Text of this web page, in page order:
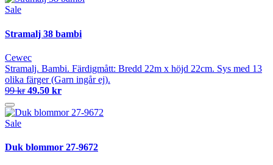
Sale
Stramalj 38 bambi
Cewec
Stramalj. Bambi. Färdigmått: Bredd 22m x höjd 22cm. Sys med 13
olika färger (Garn ingår ej).
99 kr 49.50 kr
Sale
Duk blommor 27-9672